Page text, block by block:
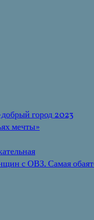
город 2023
мечты»
с ОВЗ. Самая